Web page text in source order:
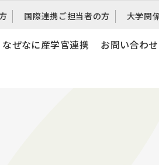
なぜなに産学官連携 お問い合わせ
国際連携ご担当者の方 大学関